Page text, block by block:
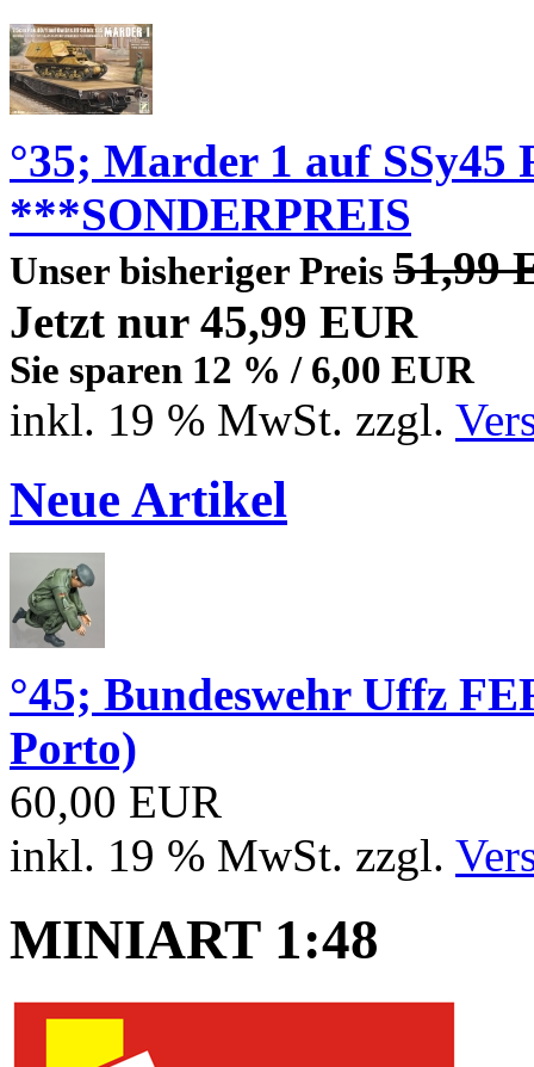
°35; Marder 1 auf SSy45
***SONDERPREIS
Unser bisheriger Preis 51,99
Jetzt nur 45,99 EUR
Sie sparen 12 % / 6,00 EUR
inkl. 19 % MwSt. zzgl.
Neue Artikel
°45; Bundeswehr Uffz
Porto)
60,00 EUR
inkl. 19 % MwSt. zzgl.
MINIART 1:48